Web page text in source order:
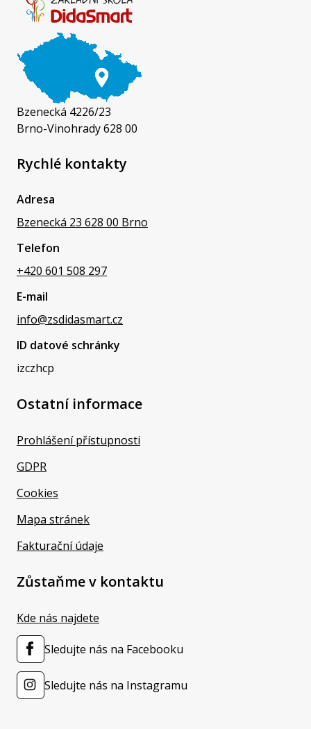
Bzenecká 4226/23
Brno-Vinohrady 628 00
Rychlé kontakty
Adresa
Bzenecká 23 628 00 Brno
Telefon
+420 601 508 297
E-mail
info@zsdidasmart.cz
ID datové schránky
izczhcp
Ostatní informace
Prohlášení přístupnosti
GDPR
Cookies
Mapa stránek
Fakturační údaje
Zůstaňme v kontaktu
Kde nás najdete
Sledujte nás na Facebooku
Sledujte nás na Instagramu